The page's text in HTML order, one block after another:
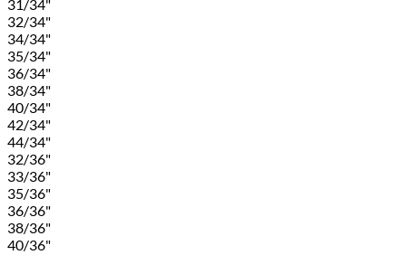
31/34"
32/34"
34/34"
35/34"
36/34"
38/34"
40/34"
42/34"
44/34"
32/36"
33/36"
35/36"
36/36"
38/36"
40/36"